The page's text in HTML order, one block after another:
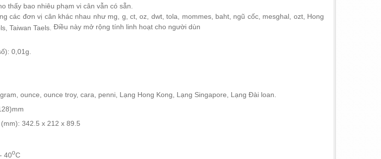
thấy bao nhiêu phạm vi cân vẫn có sẵn.
các đơn vị cân khác nhau như mg, g, ct, oz, dwt, tola, mommes, baht, ngũ cốc, mesghal, ozt, Hong
Taiwan Taels. Điều này mở rộng tính linh hoạt cho người dùn
0,01g.
ounce, ounce troy, cara, penni, Lạng Hong Kong, Lạng Singapore, Lạng Đài loan.
342.5 x 212 x 89.5
40oC